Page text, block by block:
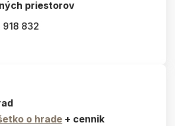
priestorov
918 832
o hrade + cennik